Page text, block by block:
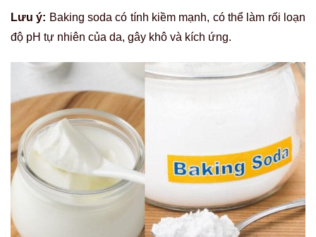
Lưu ý: Baking soda có tính kiềm mạnh, có thể làm rối loạn
độ pH tự nhiên của da, gây khô và kích ứng.